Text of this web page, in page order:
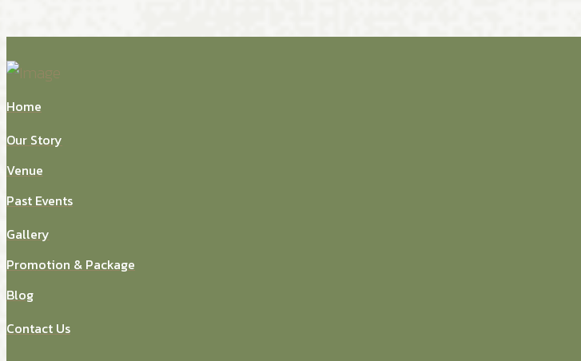
Home
Our Story
Venue
Past Events
Gallery
Promotion & Package
Blog
Contact Us